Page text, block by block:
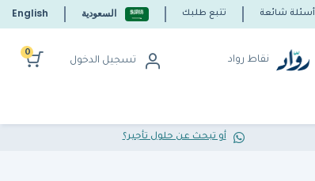
أسئلة شائعة تتبع طلبك السعودية English
نقاط رواد تسجيل الدخول
0
أو تبحث عن حلول تأجير؟